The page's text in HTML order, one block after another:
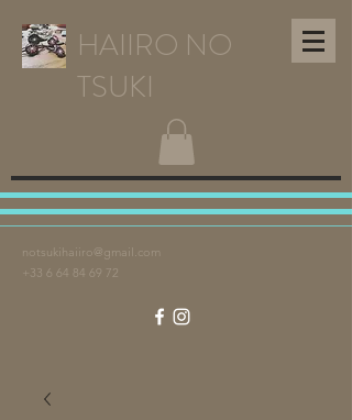
HAIIRO NO
TSUKI
notsukihaiiro@gmail.com
+33 6 64 84 69 72